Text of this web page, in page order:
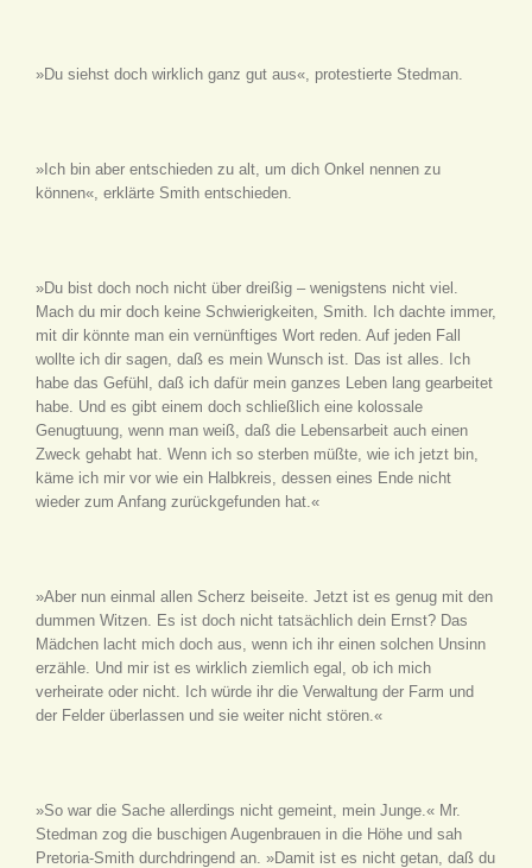
»Du siehst doch wirklich ganz gut aus«, protestierte Stedman.
»Ich bin aber entschieden zu alt, um dich Onkel nennen zu
können«, erklärte Smith entschieden.
»Du bist doch noch nicht über dreißig – wenigstens nicht viel.
Mach du mir doch keine Schwierigkeiten, Smith. Ich dachte immer,
mit dir könnte man ein vernünftiges Wort reden. Auf jeden Fall
wollte ich dir sagen, daß es mein Wunsch ist. Das ist alles. Ich
habe das Gefühl, daß ich dafür mein ganzes Leben lang gearbeitet
habe. Und es gibt einem doch schließlich eine kolossale
Genugtuung, wenn man weiß, daß die Lebensarbeit auch einen
Zweck gehabt hat. Wenn ich so sterben müßte, wie ich jetzt bin,
käme ich mir vor wie ein Halbkreis, dessen eines Ende nicht
wieder zum Anfang zurückgefunden hat.«
»Aber nun einmal allen Scherz beiseite. Jetzt ist es genug mit den
dummen Witzen. Es ist doch nicht tatsächlich dein Ernst? Das
Mädchen lacht mich doch aus, wenn ich ihr einen solchen Unsinn
erzähle. Und mir ist es wirklich ziemlich egal, ob ich mich
verheirate oder nicht. Ich würde ihr die Verwaltung der Farm und
der Felder überlassen und sie weiter nicht stören.«
»So war die Sache allerdings nicht gemeint, mein Junge.« Mr.
Stedman zog die buschigen Augenbrauen in die Höhe und sah
Pretoria-Smith durchdringend an. »Damit ist es nicht getan, daß du